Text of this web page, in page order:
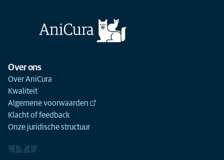
Over ons
Over AniCura
Kwaliteit
Algemene voorwaarden
Klacht of feedback
Onze juridische structuur